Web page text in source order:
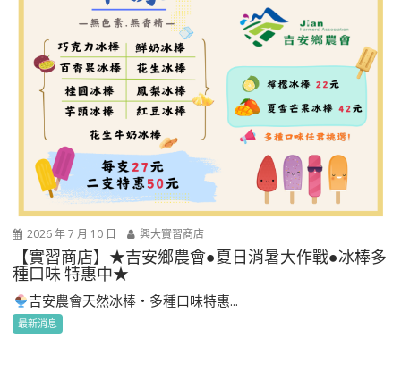
2026 年 7 月 10 日 興大實習商店
【實習商店】★吉安鄉農會●夏日消暑大作戰●冰棒多
種口味 特惠中★
吉安農會天然冰棒・多種口味特惠...
最新消息